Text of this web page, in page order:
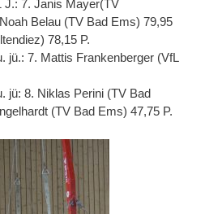
J.: 7. Janis Mayer(TV
Belau (TV Bad Ems) 79,95
78,15 P.
jü.: 7. Mattis Frankenberger (VfL
jü: 8. Niklas Perini (TV Bad
(TV Bad Ems) 47,75 P.